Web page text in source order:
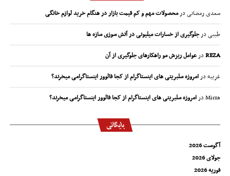
سعدی رمضانیدرمحصولات مهم و کم قیمت بازار در هنگام خرید لوازم خانگی
طیبیدرجلوگیری از خسارات میلیونی در آتش سوزی سازه ها
REZAدرعوامل ریزش مو راهکارهای جلوگیری از آن
غریبهدرامروزه سلبریتی های اینستاگرام از کجا فالوور اینستاگرامی میخرند؟
Mirzaدرامروزه سلبریتی های اینستاگرام از کجا فالوور اینستاگرامی میخرند؟
بایگانی
آگوست 2026
جولای 2026
فوریه 2026